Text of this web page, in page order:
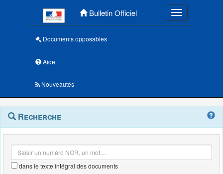
Bulletin Officiel Toggle
Documents opposables
Aide
Nouveautés
Navigation
outils
Menu
contextuel
Recherche
dans le texte intégral des documents